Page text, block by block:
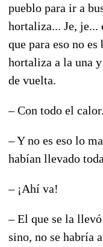
pueblo para ir a
hortaliza... Je, je...
que para eso no
hortaliza a la una
de vuelta.
– Con todo el
– Y no es eso lo
habían llevado
– ¡Ahí va!
– El que se la
sino, no se habría